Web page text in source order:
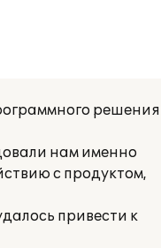
решения
нам именно
с продуктом,
привести к